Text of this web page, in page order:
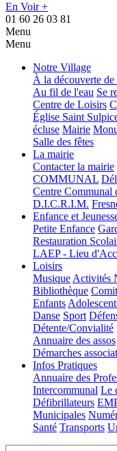
En Voir +
01 60 26 03 81
Menu
Menu
Notre Village
À la découverte
Au fil de l'eau Se
Centre de Loisirs
Église Saint
écluse Mairie
Salle des fêtes
La mairie
Contacter la mairie
COMMUNAL
Centre Communal
D.I.C.R.I.M.
Enfance et
Petite Enfance
Restauration
LAEP - Lieu
Loisirs
MusiqueActivités
Bibliothèque
Enfants
Danse Sport
Détente/Convialité
Annuaire des assos
Démarches
Infos Pratiques
Annuaire des
Intercommunal Le
Défibrillateurs
Municipales
Santé Transports